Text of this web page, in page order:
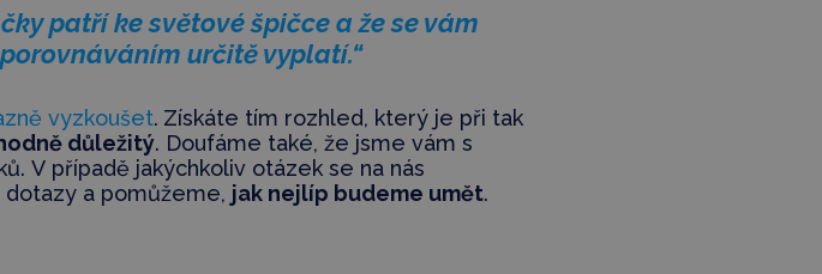
patří ke světové špičce a že se vám
určitě vyplatí.“
vyzkoušet. Získáte tím rozhled, který je při tak
důležitý. Doufáme také, že jsme vám s
V případě jakýchkoliv otázek se na nás
a pomůžeme, jak nejlíp budeme umět.